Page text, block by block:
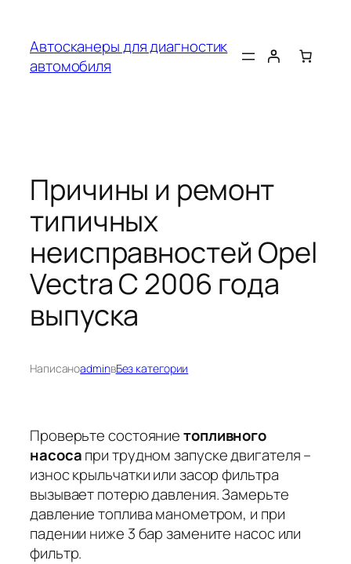
содержимому
Автосканеры для диагностик
автомобиля
Причины и ремонт
типичных
неисправностей Opel
Vectra C 2006 года
выпуска
НаписаноadminвБез категории
Проверьте состояниетопливного
насосапри трудном запуске двигателя –
износ крыльчатки или засор фильтра
вызывает потерю давления. Замерьте
давление топлива манометром, и при
падении ниже 3 бар замените насос или
фильтр.